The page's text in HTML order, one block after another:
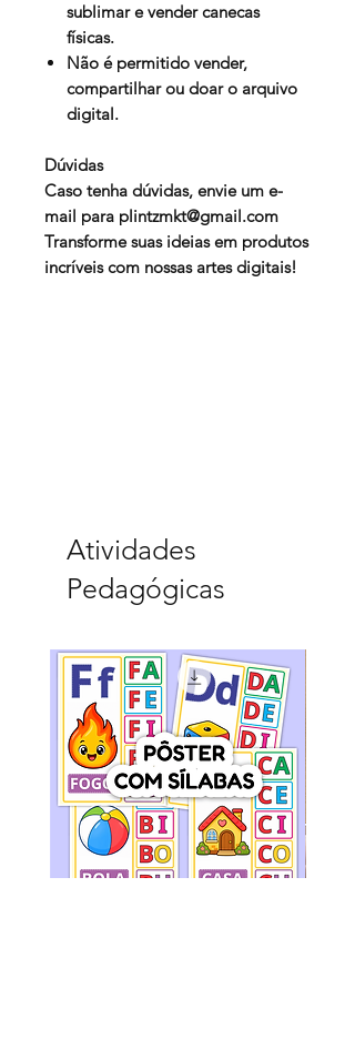
sublimar e vender canecas
físicas.
Não é permitido vender,
compartilhar ou doar o arquivo
digital.
Dúvidas
Caso tenha dúvidas, envie um e-
mail para plintzmkt@gmail.com
Transforme suas ideias em produtos
incríveis com nossas artes digitais!
Atividades
Pedagógicas